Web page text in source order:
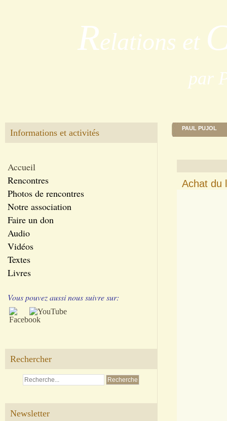
Relations et
par
Informations et activités
Accueil
Rencontres
Photos de rencontres
Notre association
Faire un don
Audio
Vidéos
Textes
Livres
Vous pouvez aussi nous suivre sur:
Rechercher
Newsletter
PAUL PUJOL
Achat du